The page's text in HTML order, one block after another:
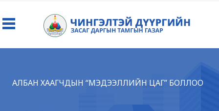
АЛБАН ХААГЧДЫН “МЭДЭЭЛЛИЙН ЦАГ” БОЛЛОО